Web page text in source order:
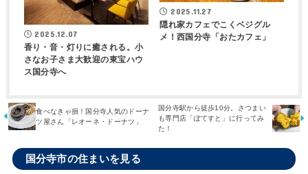
2025.12.07
香り・音・灯りに癒される。小
さなお子さま大歓迎の東宝ハウ
ス国分寺へ
2025.11.27
隠れ家カフェでこくベジグル
メ！西国分寺「おたカフェ」
食べなきゃ損！国分寺人気のドーナ
ツ屋さん「レオーネ・ドーナツ」
国分寺駅から徒歩10分。さつまい
も専門店「ぽてすと」に行ってみ
た！
国分寺市の住まいを見る